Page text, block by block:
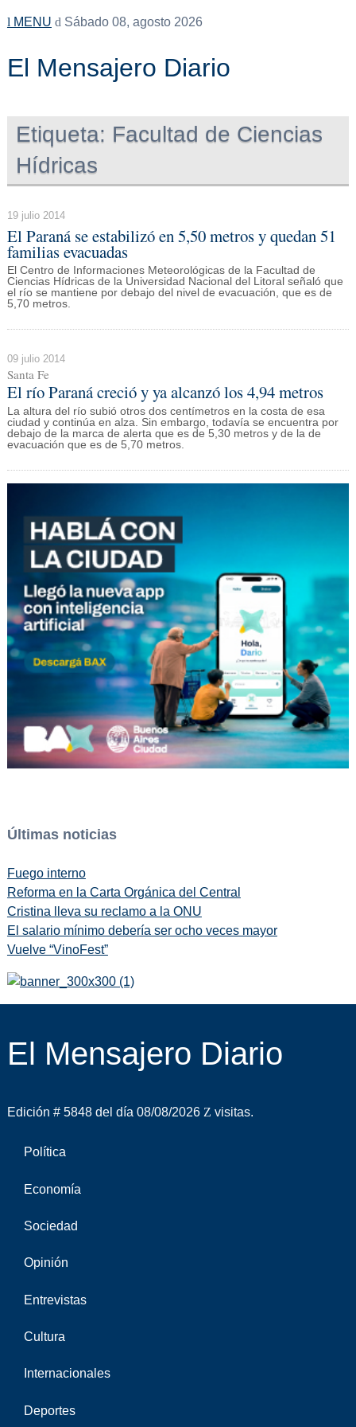
MENU Sábado 08, agosto 2026
El Mensajero Diario
Etiqueta: Facultad de Ciencias
Hídricas
19 julio 2014
El Paraná se estabilizó en 5,50 metros y quedan 51
familias evacuadas
El Centro de Informaciones Meteorológicas de la Facultad de
Ciencias Hídricas de la Universidad Nacional del Litoral señaló que
el río se mantiene por debajo del nivel de evacuación, que es de
5,70 metros.
09 julio 2014
Santa Fe
El río Paraná creció y ya alcanzó los 4,94 metros
La altura del río subió otros dos centímetros en la costa de esa
ciudad y continúa en alza. Sin embargo, todavía se encuentra por
debajo de la marca de alerta que es de 5,30 metros y de la de
evacuación que es de 5,70 metros.
Últimas noticias
Fuego interno
Reforma en la Carta Orgánica del Central
Cristina lleva su reclamo a la ONU
El salario mínimo debería ser ocho veces mayor
Vuelve “VinoFest”
El Mensajero Diario
Edición # 5848 del día 08/08/2026 visitas.
Política
Economía
Sociedad
Opinión
Entrevistas
Cultura
Internacionales
Deportes